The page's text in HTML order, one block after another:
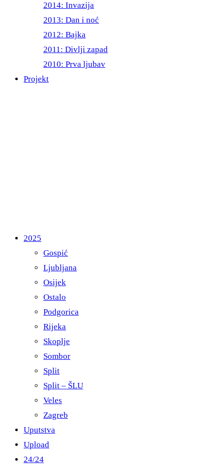
2014: Invazija
2013: Dan i noć
2012: Bajka
2011: Divlji zapad
2010: Prva ljubav
Projekt
2025
Gospić
Ljubljana
Osijek
Ostalo
Podgorica
Rijeka
Skoplje
Sombor
Split
Split – ŠLU
Veles
Zagreb
Uputstva
Upload
24/24